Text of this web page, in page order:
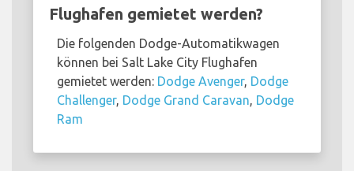
Flughafen gemietet werden?
Die folgenden Dodge-Automatikwagen
können bei Salt Lake City Flughafen
gemietet werden: Dodge Avenger, Dodge
Challenger, Dodge Grand Caravan Dodge
Ram